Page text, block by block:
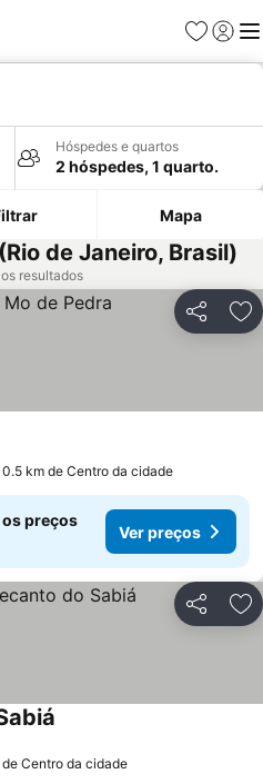
Favoritos
Iniciar
Hóspedes e quartos
2 hóspedes, 1 quarto.
Mapa
de Janeiro, Brasil)
resultados
Partilhar
0.5 km de Centro da cidade
os preços
Ver preços
Partilhar
de Centro da cidade